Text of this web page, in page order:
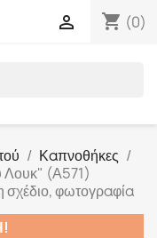
shopping_cart (0)

Καπνοθήκες
(Α571)
σχέδιο, φωτογραφία